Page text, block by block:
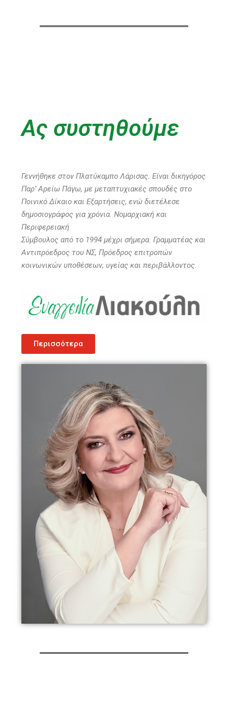
Ας συστηθούμε
Γεννήθηκε στον Πλατύκαμπο Λάρισας. Είναι δικηγόρος
Παρ’ Αρείω Πάγω, με μεταπτυχιακές σπουδές στο
Ποινικό Δίκαιο και Εξαρτήσεις, ενώ διετέλεσε
δημοσιογράφος για χρόνια. Νομαρχιακή και
Περιφερειακή
Σύμβουλος από το 1994 μέχρι σήμερα. Γραμματέας και
Αντιπρόεδρος του ΝΣ, Πρόεδρος επιτροπών
κοινωνικών υποθέσεων, υγείας και περιβάλλοντος.
Περισσότερα